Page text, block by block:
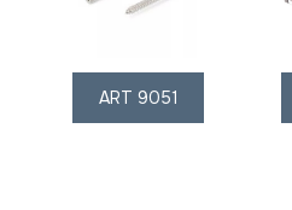
ART 9051